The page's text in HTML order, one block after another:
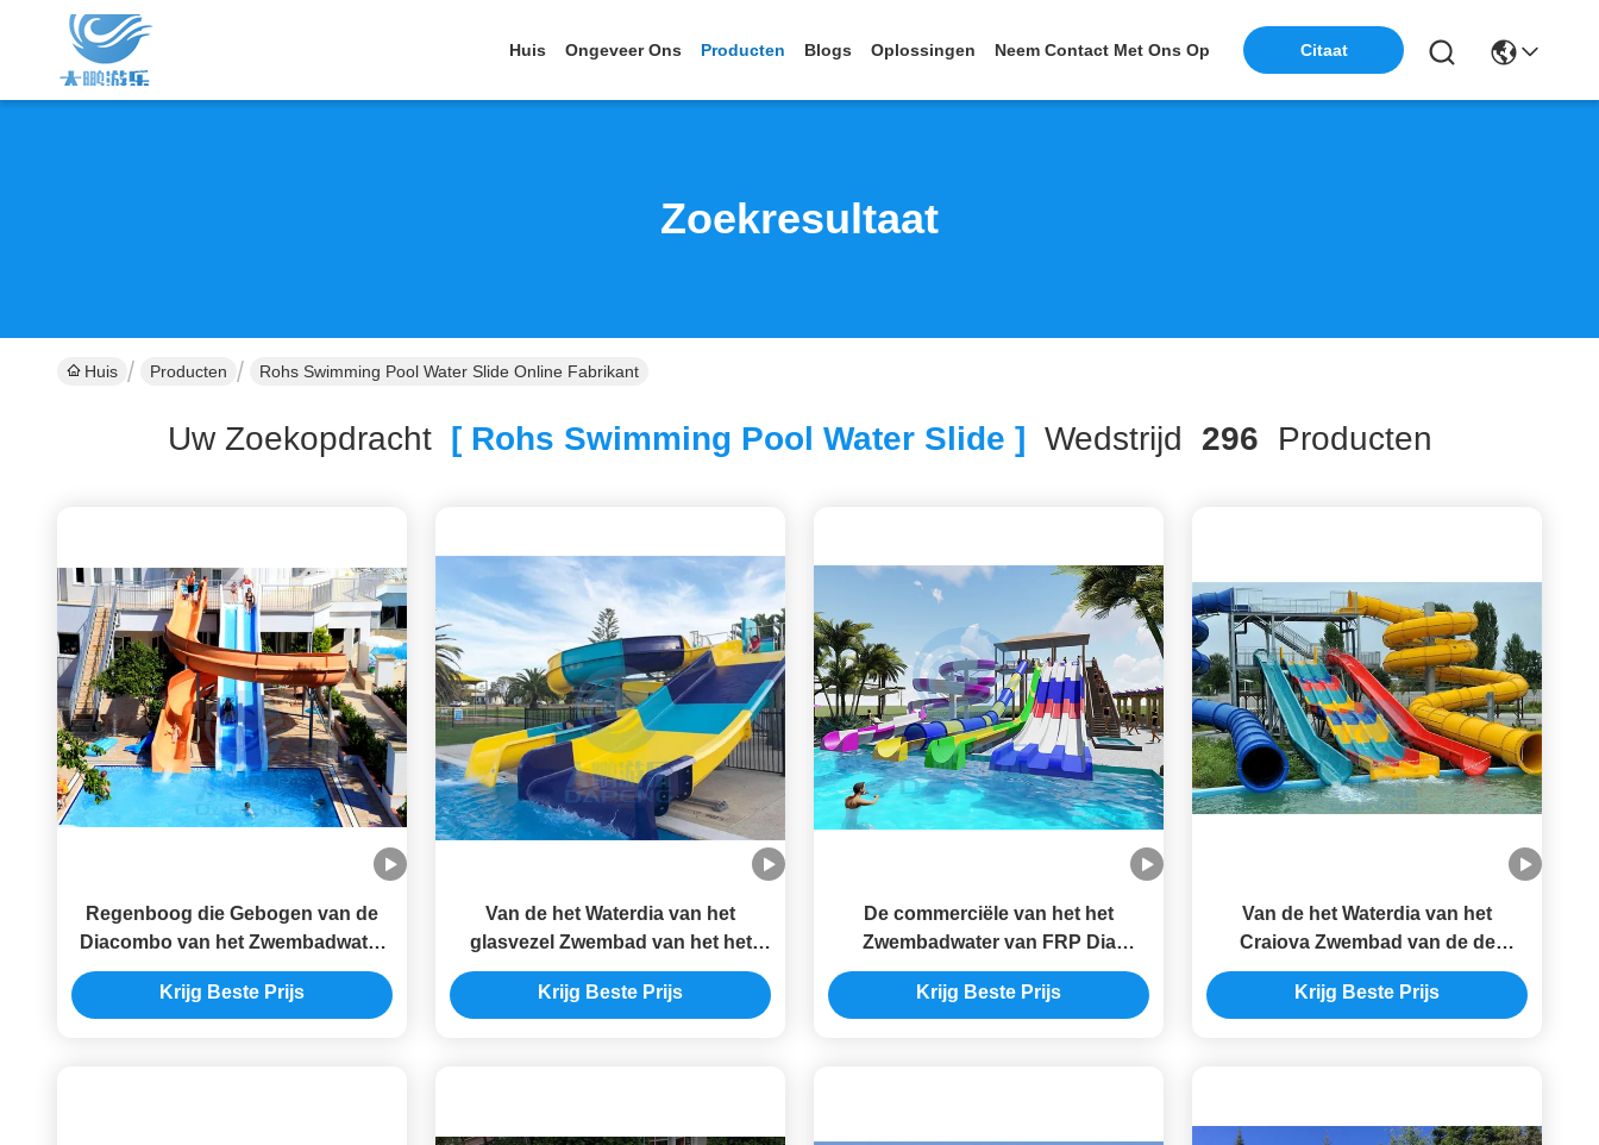
Huis Ongeveer Ons Producten Blogs Oplossingen Neem Contact Met Ons Op Citaat
Zoekresultaat
Huis Producten Rohs Swimming Pool Water Slide Online Fabrikant
Uw Zoekopdracht[ Rohs Swimming Pool Water Slide ] Wedstrijd 296 Producten
Regenboog die Gebogen van de
Diacombo van het Zwembadwater
Ce Goedgekeurde RoHS rennen
Krijg Beste Prijs
Van de het Waterdia van het
glasvezel Zwembad van het het
Westenstrand de Parkentoevlucht
Aqua Slide Sets
Krijg Beste Prijs
De commerciële van het het
Zwembadwater van FRP Dia
Combo 7m Hoogte voor Alle
Leeftijden
Krijg Beste Prijs
Van de het Waterdia van het
Craiova Zwembad van de de
Reeksenglasvezel Dia's van het het
Waterpark de Reusachtige
Krijg Beste Prijs